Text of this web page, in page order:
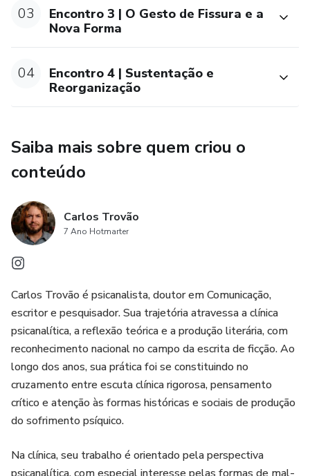
• começar a se reposicionar diante dele
Você terá acesso a 8 áudios pensados para aprofundar o
Não são conteúdos complementares. São movimentos de
travessia.
Cada áudio toca um ponto específico onde você se reduz
— no amor, no corpo e na forma como você vive.
3. Canal de Acompanhamento (WhatsApp)
Ao longo do percurso, você receberá:
• mensagens curtas
• provocações
• lembretes
Para manter o processo vivo no seu cotidiano. Sem
03
Encontro 3 | O Gesto de Fissura e a
Nova Forma
04
Encontro 4 | Sustentação e
Reorganização
Saiba mais sobre quem criou o
conteúdo
Carlos Trovão
7 Ano Hotmarter
Carlos Trovão é psicanalista, doutor em Comunicação,
escritor e pesquisador. Sua trajetória atravessa a clínica
psicanalítica, a reflexão teórica e a produção literária, com
reconhecimento nacional no campo da escrita de ficção. Ao
longo dos anos, sua prática foi se constituindo no
cruzamento entre escuta clínica rigorosa, pensamento
crítico e atenção às formas históricas e sociais de produção
do sofrimento psíquico.
Na clínica, seu trabalho é orientado pela perspectiva